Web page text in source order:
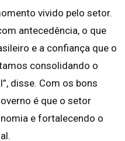
vivido pelo setor.
antecedência, o que
e a confiança que o
consolidando o
disse. Com os bons
é que o setor
e fortalecendo o